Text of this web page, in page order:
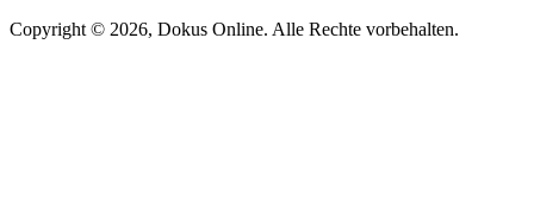
Copyright © 2026, Dokus Online. Alle Rechte vorbehalten.